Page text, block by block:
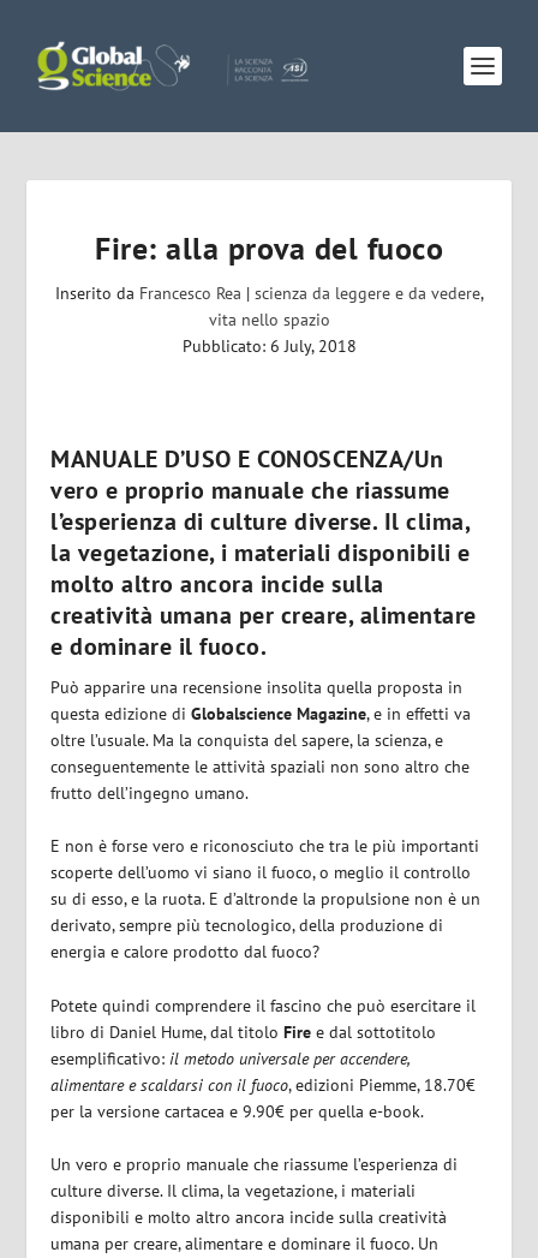
Fire: alla prova del fuoco
Inserito da Francesco Rea | scienza da leggere e da vedere,
vita nello spazio
Pubblicato: 6 July, 2018
MANUALE D’USO E CONOSCENZA/Un
vero e proprio manuale che riassume
l’esperienza di culture diverse. Il clima,
la vegetazione, i materiali disponibili e
molto altro ancora incide sulla
creatività umana per creare, alimentare
e dominare il fuoco.
Può apparire una recensione insolita quella proposta in
questa edizione diGlobalscience Magazine, e in effetti va
oltre l’usuale. Ma la conquista del sapere, la scienza, e
conseguentemente le attività spaziali non sono altro che
frutto dell’ingegno umano.
E non è forse vero e riconosciuto che tra le più importanti
scoperte dell’uomo vi siano il fuoco, o meglio il controllo
su di esso, e la ruota. E d’altronde la propulsione non è un
derivato, sempre più tecnologico, della produzione di
energia e calore prodotto dal fuoco?
Potete quindi comprendere il fascino che può esercitare il
libro di Daniel Hume, dal titoloFire e dal sottotitolo
esemplificativo:il metodo universale per accendere,
alimentare e scaldarsi con il fuoco, edizioni Piemme, 18.70€
per la versione cartacea e 9.90€ per quella e-book.
Un vero e proprio manuale che riassume l’esperienza di
culture diverse. Il clima, la vegetazione, i materiali
disponibili e molto altro ancora incide sulla creatività
umana per creare, alimentare e dominare il fuoco. Un